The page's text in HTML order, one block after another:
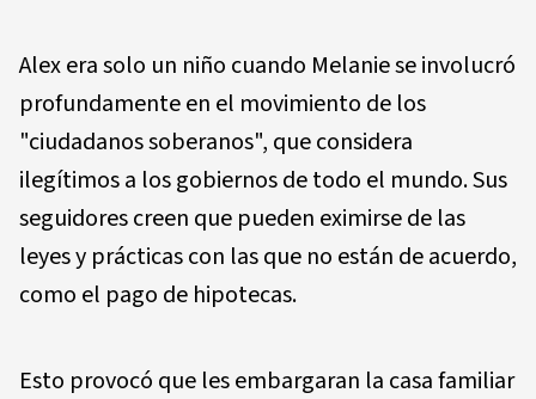
Alex era solo un niño cuando Melanie se involucró
profundamente en el movimiento de los
"ciudadanos soberanos", que considera
ilegítimos a los gobiernos de todo el mundo. Sus
seguidores creen que pueden eximirse de las
leyes y prácticas con las que no están de acuerdo,
como el pago de hipotecas.
Esto provocó que les embargaran la casa familiar